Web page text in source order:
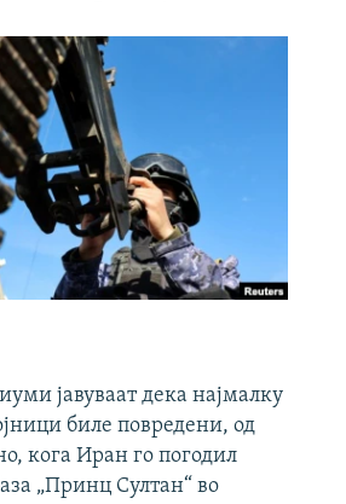
јавуваат дека најмалку
биле повредени, од
кога Иран го погодил
„Принц Султан“ во